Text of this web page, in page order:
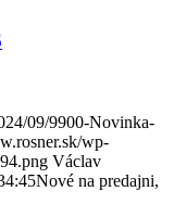
09/9900-Novinka-
wp-
Václav
Nové na predajni,